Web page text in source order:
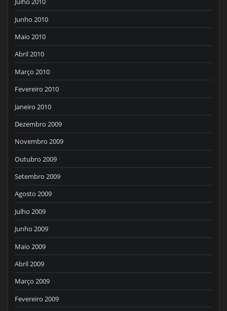
Junho 2010
Maio 2010
Abril 2010
Março 2010
Fevereiro 2010
Janeiro 2010
Dezembro 2009
Novembro 2009
Outubro 2009
Setembro 2009
Agosto 2009
Julho 2009
Junho 2009
Maio 2009
Abril 2009
Março 2009
Fevereiro 2009